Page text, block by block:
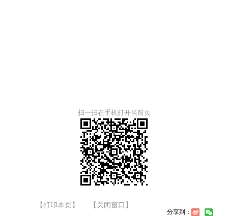
扫一扫在手机打开当前页
【打印本页】 【关闭窗口】
分享到：